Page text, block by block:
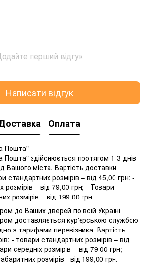
перший відгук
Написати відгук
Оплата
Пошта"
Пошта" здійснюється протягом 1-3 днів
Вашого міста. Вартість доставки
стандартних розмірів – від 45,00 грн; -
розмірів – від 79,00 грн; - Товари
розмірів – від 199,00 грн.
до Ваших дверей по всій Україні
доставляється кур'єрською службою
з тарифами перевізника. Вартість
- товари стандартних розмірів – від
середніх розмірів – від 79,00 грн; -
розмірів - від 199,00 грн.